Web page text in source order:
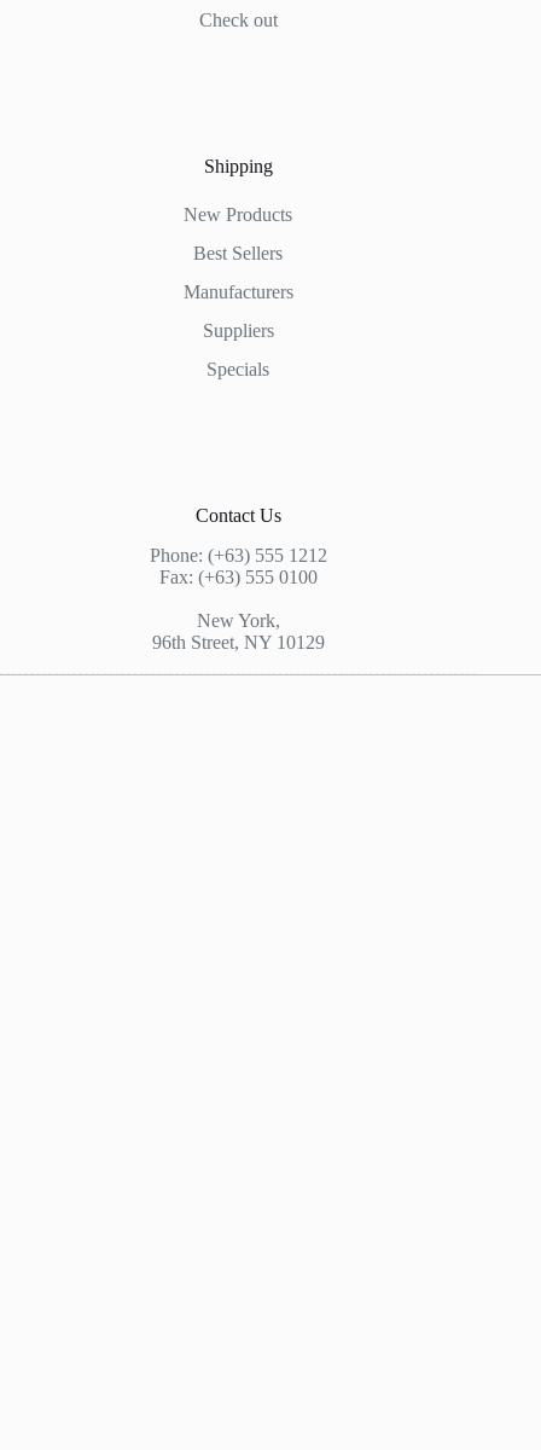
Check out
Shipping
New Products
Best Sellers
Manufacturers
Suppliers
Specials
Contact Us
Phone: (+63) 555 1212
Fax: (+63) 555 0100
New York,
96th Street, NY 10129